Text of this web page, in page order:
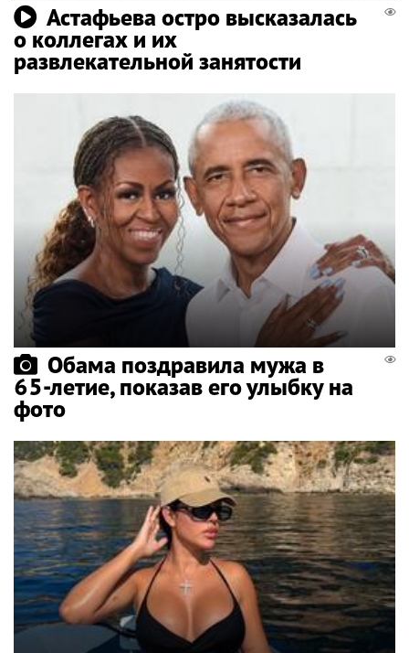
Астафьева остро высказалась
о коллегах и их
развлекательной занятости
Обама поздравила мужа в
65-летие, показав его улыбку на
фото